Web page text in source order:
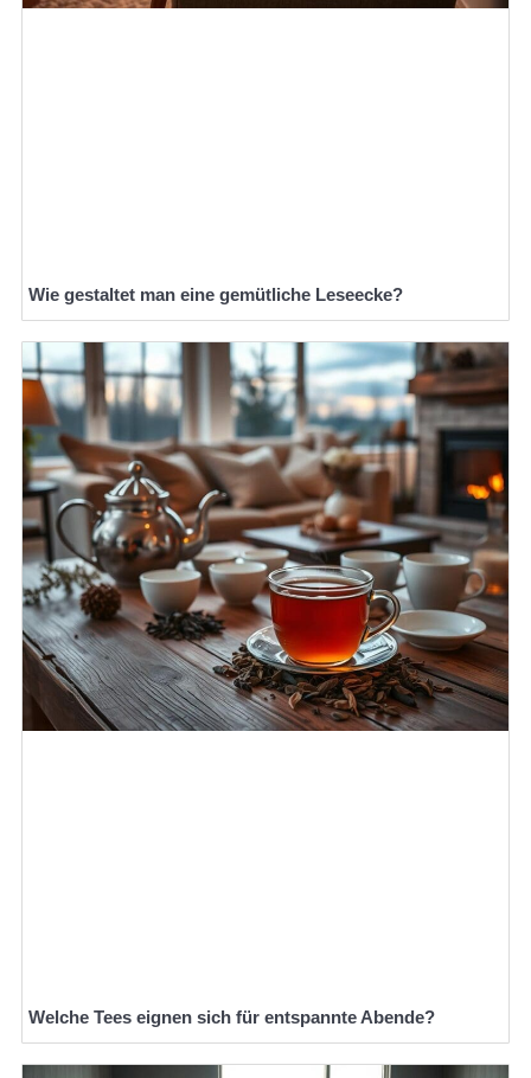
Wie gestaltet man eine gemütliche Leseecke?
Welche Tees eignen sich für entspannte Abende?